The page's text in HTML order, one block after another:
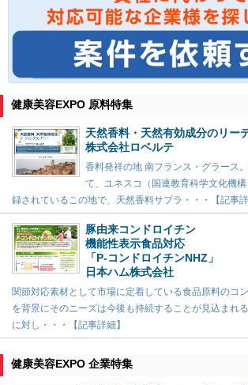
健康美容EXPO 原料特集
天然香料・天然有効成分のリー
株式会社ロベルテ
香料発祥の地 南フランス・グラース
て、ユネスコ（国連教育科学文化機
録されているこの地で、天然香料サプラ・・・【記事詳
豚由来コンドロイチン
機能性表示食品対応
「P-コンドロイチンNHZ」
日本ハム株式会社
関節対応素材として市場に定着している食品原料のコ
を背景にそのニーズは今後も持続することが見込まれ
に対し・・・【記事詳細】
健康美容EXPO 企業特集